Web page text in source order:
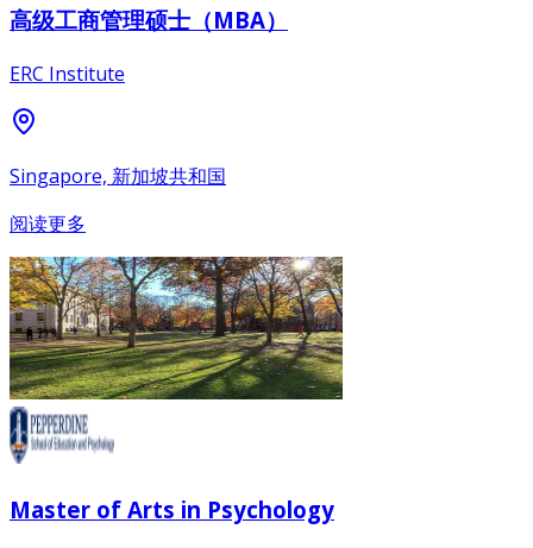
高级工商管理硕士（MBA）
ERC Institute
Singapore, 新加坡共和国
阅读更多
Master of Arts in Psychology